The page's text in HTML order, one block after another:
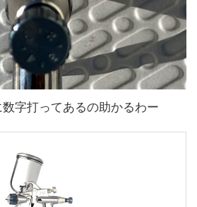
字打ってあるの助かるわー